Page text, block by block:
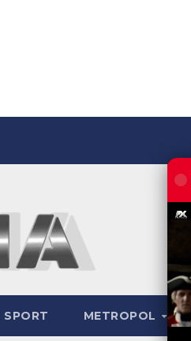
SPORT METROPOL